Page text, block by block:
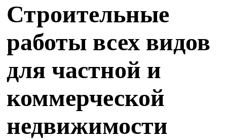
Строительные
работы всех видов
для частной и
коммерческой
недвижимости